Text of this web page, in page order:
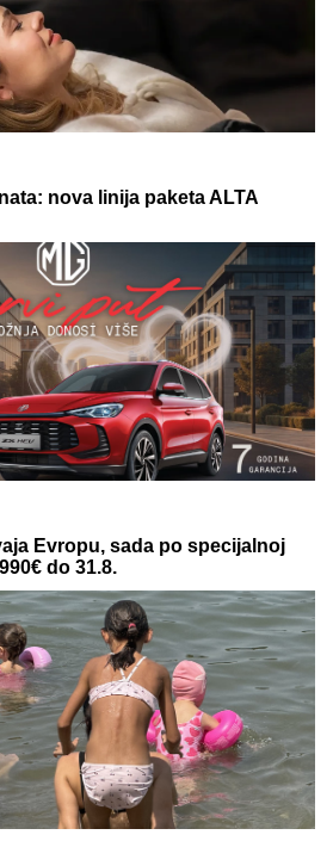
ĆU TI JEZIK, KUNEM TI
Nikolić uputila PRETNJE
Radanović zbog Raleta:
ih prevariti! Ova 3
da sakrijete, kao da
tuđe misli
by Aklamator
KOD CASINO Preuzmi